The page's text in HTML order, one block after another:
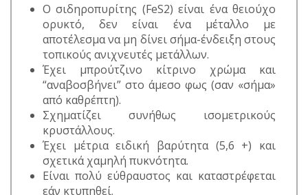
Ο σιδηροπυρίτης (FeS2) είναι ένα θειούχο
ορυκτό, δεν είναι ένα μέταλλο με
αποτέλεσμα να μη δίνει σήμα-ένδειξη στους
τοπικούς ανιχνευτές μετάλλων.
Έχει μπρούτζινο κίτρινο χρώμα και
“αναβοσβήνει” στο άμεσο φως (σαν «σήμα»
από καθρέπτη).
Σχηματίζει συνήθως ισομετρικούς
κρυστάλλους.
Έχει μέτρια ειδική βαρύτητα (5,6 +) και
σχετικά χαμηλή πυκνότητα.
Είναι πολύ εύθραυστος και καταστρέφεται
εάν κτυπηθεί.